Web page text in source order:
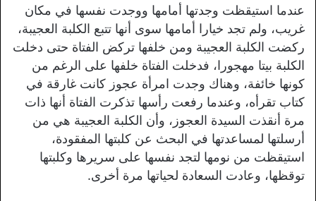
عندما استيقظت وجدتها أمامها ووجدت نفسها في مكان
غريب، ولم تجد خيارا أمامها سوى أنها تتبع الكلبة العجيبة،
ركضت الكلبة العجيبة ومن خلفها تركض الفتاة حتى دخلت
الكلبة بيتا مهجورا، فدخلت الفتاة خلفها على الرغم من
كونها خائفة، وهناك وجدت امرأة عجوز كانت غارقة في
كتاب تقرأه، وعندما رفعت رأسها تذكرت الفتاة أنها ذات
مرة أنقذت السيدة العجوز، وأن الكلبة العجيبة هي من
أرسلتها لمساعدتها في البحث عن كلبتها المفقودة،
استيقظت من نومها لتجد نفسها على سريرها وكلبتها
توقظها، وعادت السعادة لحياتها مرة أخرى.